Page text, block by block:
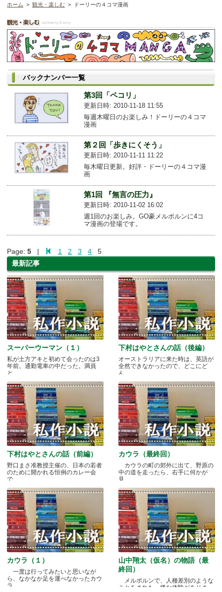
ホーム > 観光・楽しむ > ドーリーの４コマ漫画
バックナンバー一覧
第3回「ペコリ」
更新日時: 2010-11-18 11:55
毎週木曜日のお楽しみ！ドーリーの４コマ
漫画
第２回「歩きにくそう」
更新日時: 2010-11-11 11:22
毎木曜日更新。好評・ドーリーの４コマ漫
画
第1回 『無言の圧力』
更新日時: 2010-11-02 16:02
週1回のお楽しみ。GO豪メルボルンに4コ
マ漫画の登場です。
Page: 5 | 1 2 3 4 5
最新記事
スーパーウーマン（１）
私が土方アキと初めて会ったのは3
年前。通勤電車の中だった。満員
と.....
下村はやとさんの話（後編）
オーストラリアに来た時は、英語が
全然できなかったので、どこにど
ん.....
下村はやとさんの話（前編）
野口まさ准教授主催の、日本の若者
のために開かれる恒例のカレー会
で.....
カウラ（最終回）
カウラの町の郊外に出て、野原の
中の道を走ったら、右手に何かが
見.....
カウラ（１）
一度は行ってみたいと思いなが
ら、なかなか足を運べなかったカウ
ラ.....
山中翔太（仮名）の物語（最
終回）
メルボルンで、人種差別のような
ことをされた、嫌な体験がありま